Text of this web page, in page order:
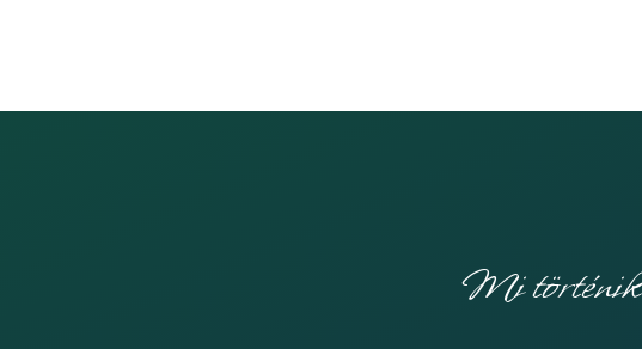
Mi történik